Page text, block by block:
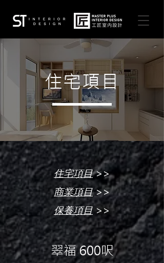
住宅項目
住宅項目>>
商業項目>>
保養項目 >>
翠福 600呎